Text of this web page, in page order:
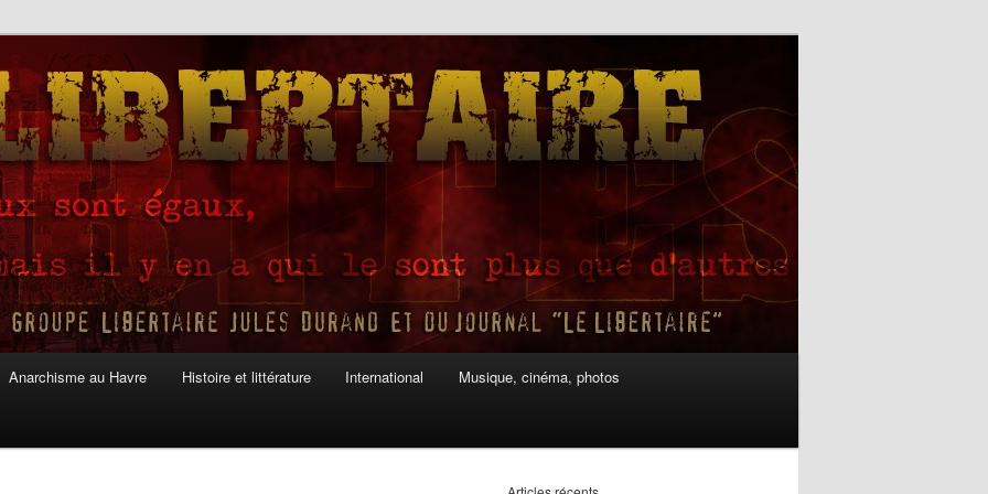
Anarchisme au Havre Histoire et littérature International Musique, cinéma, photos